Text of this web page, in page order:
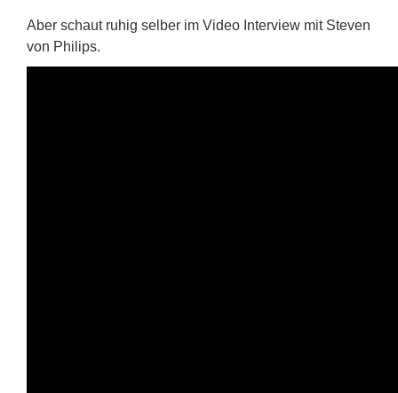
Aber schaut ruhig selber im Video Interview mit Steven
von Philips.